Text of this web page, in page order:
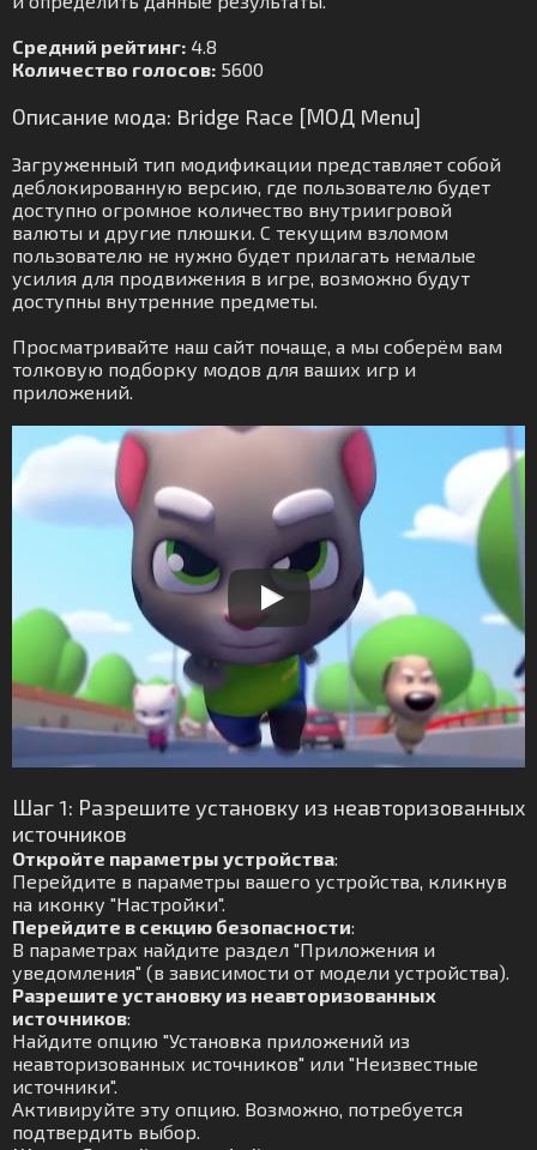
Средний рейтинг: 4.8
Количество голосов: 5600
Описание мода: Bridge Race [МОД Menu]
Загруженный тип модификации представляет собой
деблокированную версию, где пользователю будет
доступно огромное количество внутриигровой
валюты и другие плюшки. С текущим взломом
пользователю не нужно будет прилагать немалые
усилия для продвижения в игре, возможно будут
доступны внутренние предметы.
Просматривайте наш сайт почаще, а мы соберём вам
толковую подборку модов для ваших игр и
приложений.
Шаг 1: Разрешите установку из неавторизованных
источников
Откройте параметры устройства:
Перейдите в параметры вашего устройства, кликнув
на иконку "Настройки".
Перейдите в секцию безопасности:
В параметрах найдите раздел "Приложения и
уведомления" (в зависимости от модели устройства).
Разрешите установку из неавторизованных
источников:
Найдите опцию "Установка приложений из
неавторизованных источников" или "Неизвестные
источники".
Активируйте эту опцию. Возможно, потребуется
подтвердить выбор.